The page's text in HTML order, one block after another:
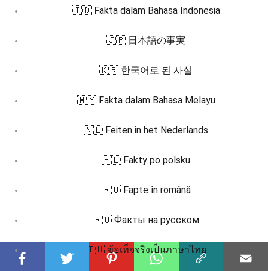
🇮🇩 Fakta dalam Bahasa Indonesia
🇯🇵 日本語の事実
🇰🇷 한국어로 된 사실
🇲🇾 Fakta dalam Bahasa Melayu
🇳🇱 Feiten in het Nederlands
🇵🇱 Fakty po polsku
🇷🇴 Fapte în română
🇷🇺 Факты на русском
🇹🇭 ข้อเท็จจริงเป็นภาษาไทย